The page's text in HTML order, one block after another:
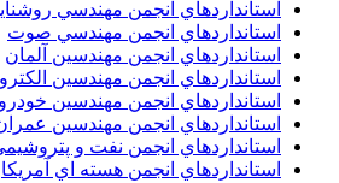
استانداردهاي انجمن مهندسي
استانداردهاي انجمن مهندسي صوت
استانداردهاي انجمن مهندسين آلمان
استانداردهاي انجمن مهندسين
استانداردهاي انجمن مهندسين
استانداردهاي انجمن مهندسين
استانداردهاي انجمن نفت و
استانداردهاي انجمن هسته اي آمريکا